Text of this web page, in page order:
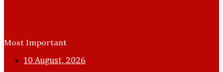
Most Important
10 August, 2026